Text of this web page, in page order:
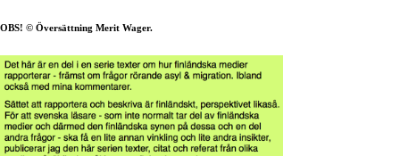
OBS! © Översättning Merit Wager.